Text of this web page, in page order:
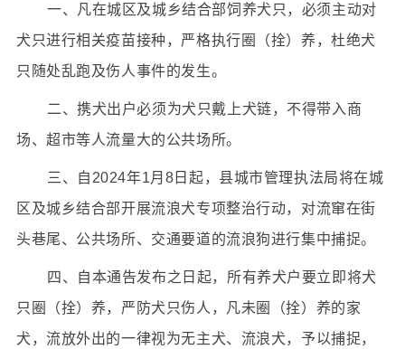
一、凡在城区及城乡结合部饲养犬只，必须主动对
犬只进行相关疫苗接种，严格执行圈（拴）养，杜绝犬
只随处乱跑及伤人事件的发生。
二、携犬出户必须为犬只戴上犬链，不得带入商
场、超市等人流量大的公共场所。
三、自2024年1月8日起， 县城市管理执法局将在城
区及城乡结合部开展流浪犬专项整治行动，对流窜在街
头巷尾、公共场所、交通要道的流浪狗进行集中捕捉。
四、自本通告发布之日起，所有养犬户要立即将犬
只圈（拴）养，严防犬只伤人，凡未圈（拴）养的家
犬，流放外出的一律视为无主犬、流浪犬，予以捕捉，